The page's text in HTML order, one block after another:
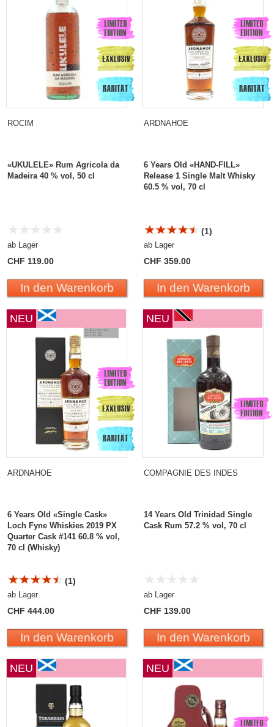
ROCIM
«UKULELE» Rum Agricola da
Madeira 40 % vol, 50 cl
ab Lager
CHF 119.00
In den Warenkorb
ARDNAHOE
6 Years Old «HAND-FILL»
Release 1 Single Malt Whisky
60.5 % vol, 70 cl
(1)
ab Lager
CHF 359.00
In den Warenkorb
NEU
ARDNAHOE
6 Years Old «Single Cask»
Loch Fyne Whiskies 2019 PX
Quarter Cask #141 60.8 % vol,
70 cl (Whisky)
(1)
ab Lager
CHF 444.00
In den Warenkorb
NEU
COMPAGNIE DES INDES
14 Years Old Trinidad Single
Cask Rum 57.2 % vol, 70 cl
ab Lager
CHF 139.00
In den Warenkorb
NEU NEU